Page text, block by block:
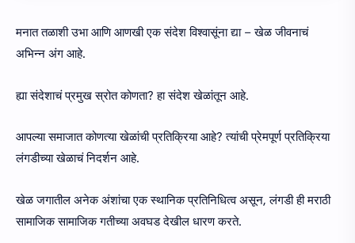
मनात तळाशी उभा आणि आणखी एक संदेश विश्वासूंना द्या – खेळ जीवनाचं
अभिन्न अंग आहे.
ह्या संदेशाचं प्रमुख स्रोत कोणता? हा संदेश खेळांतून आहे.
आपल्या समाजात कोणत्या खेळांची प्रतिक्रिया आहे? त्यांची प्रेमपूर्ण प्रतिक्रिया
लंगडीच्या खेळाचं निदर्शन आहे.
खेळ जगातील अनेक अंशांचा एक स्थानिक प्रतिनिधित्व असून, लंगडी ही मराठी
सामाजिक सामाजिक गतीच्या अवघड देखील धारण करते.